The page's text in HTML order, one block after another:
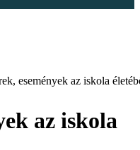
események az iskola
az iskola